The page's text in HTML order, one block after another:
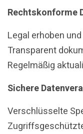
Rechtskonforme
Legal erhoben
Transparent
Regelmäßig
Sichere
Verschlüsselte